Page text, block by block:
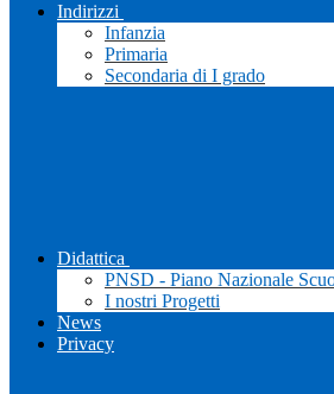
Indirizzi
Infanzia
Primaria
Secondaria di I grado
Didattica
PNSD - Piano Nazionale
I nostri Progetti
News
Privacy